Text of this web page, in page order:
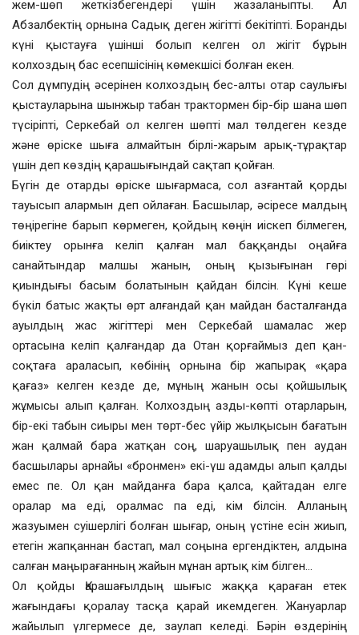
жем-шөп жеткізбегендері үшін жазаланыпты. Ал
Абзалбектің орнына Садық деген жігітті бекітіпті. Боранды
күні қыстауға үшінші болып келген ол жігіт бұрын
колхоздың бас есепшісінің көмекшісі болған екен.
Сол дүмпудің әсерінен колхоздың бес-алты отар саулығы
қыстауларына шынжыр табан трактормен бір-бір шана шөп
түсіріпті, Серкебай ол келген шөпті мал төлдеген кезде
және өріске шыға алмайтын бірлі-жарым арық-тұрақтар
үшін деп көздің қарашығындай сақтап қойған.
Бүгін де отарды өріске шығармаса, сол азғантай қорды
тауысып алармын деп ойлаған. Басшылар, әсіресе малдың
төңірегіне барып көрмеген, қойдың көңін иіскеп білмеген,
биіктеу орынға келіп қалған мал баққанды оңайға
санайтындар малшы жанын, оның қызығынан гөрі
қиындығы басым болатынын қайдан білсін. Күні кеше
бүкіл батыс жақты өрт алғандай қан майдан басталғанда
ауылдың жас жігіттері мен Серкебай шамалас жер
ортасына келіп қалғандар да Отан қорғаймыз деп қан-
соқтаға араласып, көбінің орнына бір жапырақ «қара
қағаз» келген кезде де, мұның жанын осы қойшылық
жұмысы алып қалған. Колхоздың азды-көпті отарларын,
бір-екі табын сиыры мен төрт-бес үйір жылқысын бағатын
жан қалмай бара жатқан соң, шаруашылық пен аудан
басшылары арнайы «бронмен» екі-үш адамды алып қалды
емес пе. Ол қан майданға бара қалса, қайтадан елге
оралар ма еді, оралмас па еді, кім білсін. Алланың
жазуымен суішерлігі болған шығар, оның үстіне есін жиып,
етегін жапқаннан бастап, мал соңына ергендіктен, алдына
салған маңырағанның жайын мұнан артық кім білген…
Ол қойды Қарашағылдың шығыс жаққа қараған етек
жағындағы қоралау тасқа қарай икемдеген. Жануарлар
жайылып үлгермесе де, заулап келеді. Бәрін өздерінің